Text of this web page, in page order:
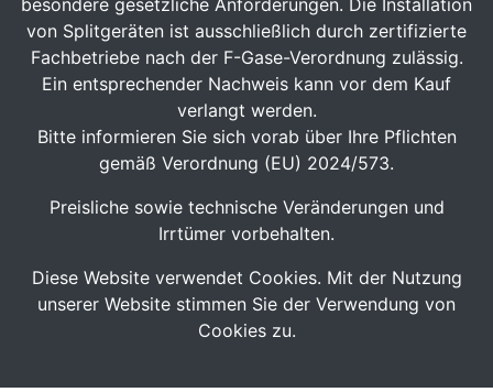
besondere gesetzliche Anforderungen. Die Installation
von Splitgeräten ist ausschließlich durch zertifizierte
Fachbetriebe nach der F-Gase-Verordnung zulässig.
Ein entsprechender Nachweis kann vor dem Kauf
verlangt werden.
Bitte informieren Sie sich vorab über Ihre Pflichten
gemäß Verordnung (EU) 2024/573.
Preisliche sowie technische Veränderungen und
Irrtümer vorbehalten.
Diese Website verwendet Cookies. Mit der Nutzung
unserer Website stimmen Sie der Verwendung von
Cookies zu.